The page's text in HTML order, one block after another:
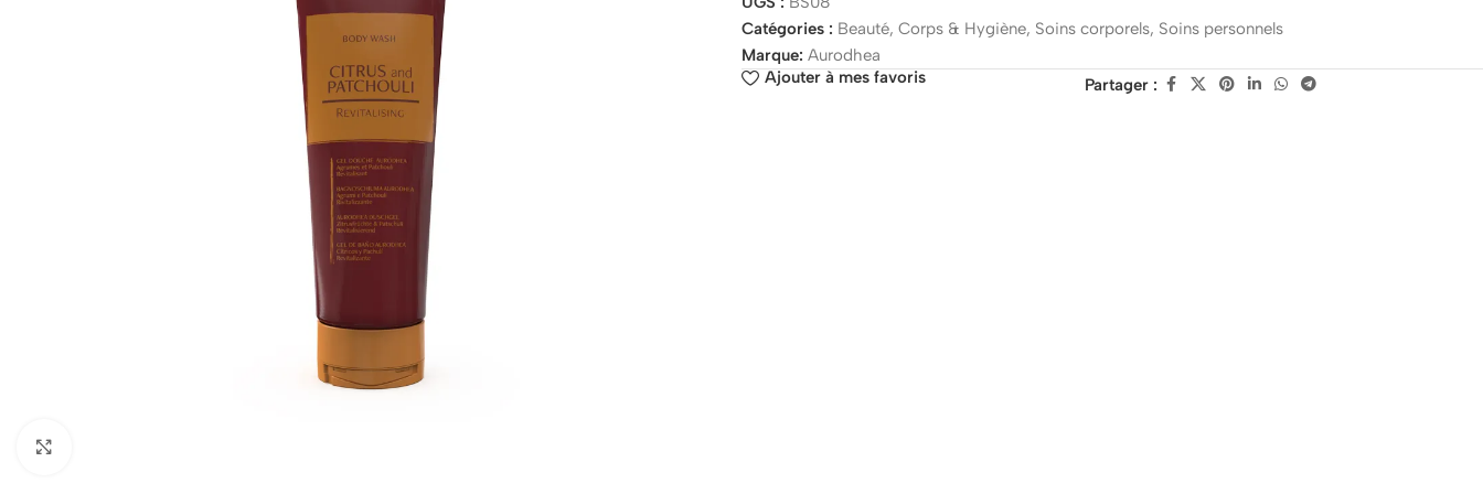
Catégories : Beauté, Corps & Hygiène, Soins corporels, Soins personnels
Marque: Aurodhea
Ajouter à mes favoris
Partager :